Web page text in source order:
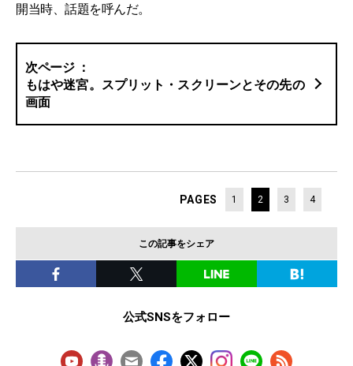
開当時、話題を呼んだ。
もはや迷宮。スプリット・スクリーンとその先の
画面
PAGES 1 2 3 4
この記事をシェア
公式SNSをフォロー